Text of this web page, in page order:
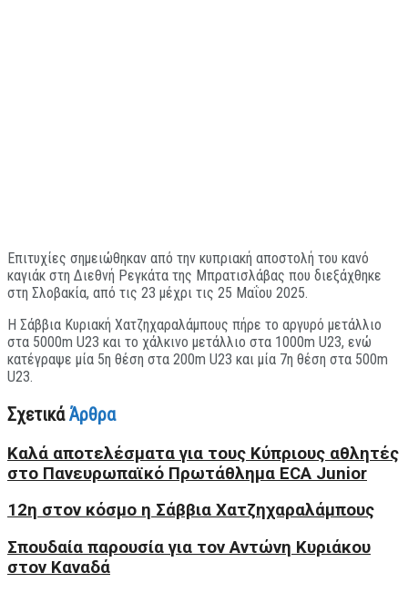
Eπιτυχίες σημειώθηκαν από την κυπριακή αποστολή του κανό
καγιάκ στη Διεθνή Ρεγκάτα της Μπρατισλάβας που διεξάχθηκε
στη Σλοβακία, από τις 23 μέχρι τις 25 Μαΐου 2025.
Η Σάββια Κυριακή Χατζηχαραλάμπους πήρε το αργυρό μετάλλιο
στα 5000m U23 και το χάλκινο μετάλλιο στα 1000m U23, ενώ
κατέγραψε μία 5η θέση στα 200m U23 και μία 7η θέση στα 500m
U23.
ΣχετικάΆρθρα
Kαλά αποτελέσματα για τους Κύπριους αθλητές
στο Πανευρωπαϊκό Πρωτάθλημα ECA Junior
12η στον κόσμο η Σάββια Χατζηχαραλάμπους
Σπουδαία παρουσία για τον Αντώνη Κυριάκου
στον Καναδά